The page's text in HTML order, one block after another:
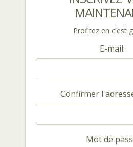
Profitez en c'est
E-mail:
Confirmer
Mot de